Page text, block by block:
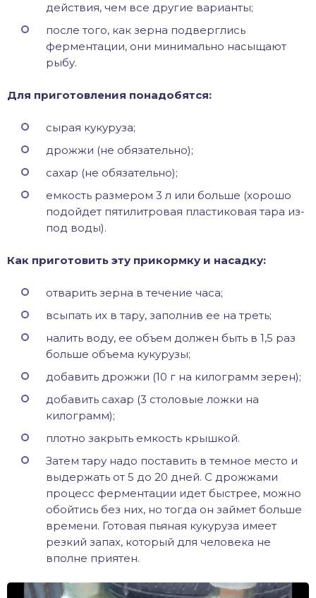
действия, чем все другие варианты;
после того, как зерна подверглись
ферментации, они минимально насыщают
рыбу.
Для приготовления понадобятся:
сырая кукуруза;
дрожжи (не обязательно);
сахар (не обязательно);
емкость размером 3 л или больше (хорошо
подойдет пятилитровая пластиковая тара из-
под воды).
Как приготовить эту прикормку и насадку:
отварить зерна в течение часа;
всыпать их в тару, заполнив ее на треть;
налить воду, ее объем должен быть в 1,5 раз
больше объема кукурузы;
добавить дрожжи (10 г на килограмм зерен);
добавить сахар (3 столовые ложки на
килограмм);
плотно закрыть емкость крышкой.
Затем тару надо поставить в темное место и
выдержать от 5 до 20 дней. С дрожжами
процесс ферментации идет быстрее, можно
обойтись без них, но тогда он займет больше
времени. Готовая пьяная кукуруза имеет
резкий запах, который для человека не
вполне приятен.